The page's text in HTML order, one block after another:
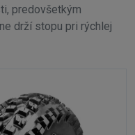
predovšetkým
drží stopu pri rýchlej